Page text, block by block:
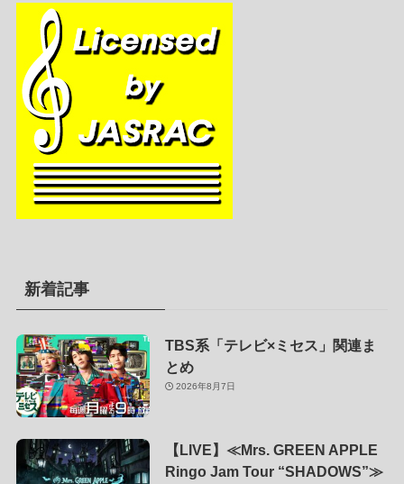
新着記事
TBS系「テレビ×ミセス」関連ま
とめ
2026年8月7日
【LIVE】≪Mrs. GREEN APPLE
Ringo Jam Tour “SHADOWS”≫